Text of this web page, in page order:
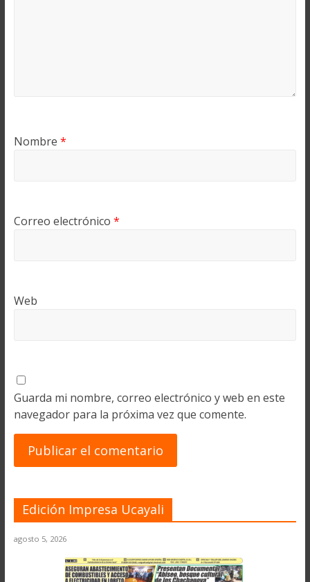
Nombre *
Correo electrónico *
Web
Guarda mi nombre, correo electrónico y web en este
navegador para la próxima vez que comente.
Edición Impresa Ucayali
agosto 5, 2026